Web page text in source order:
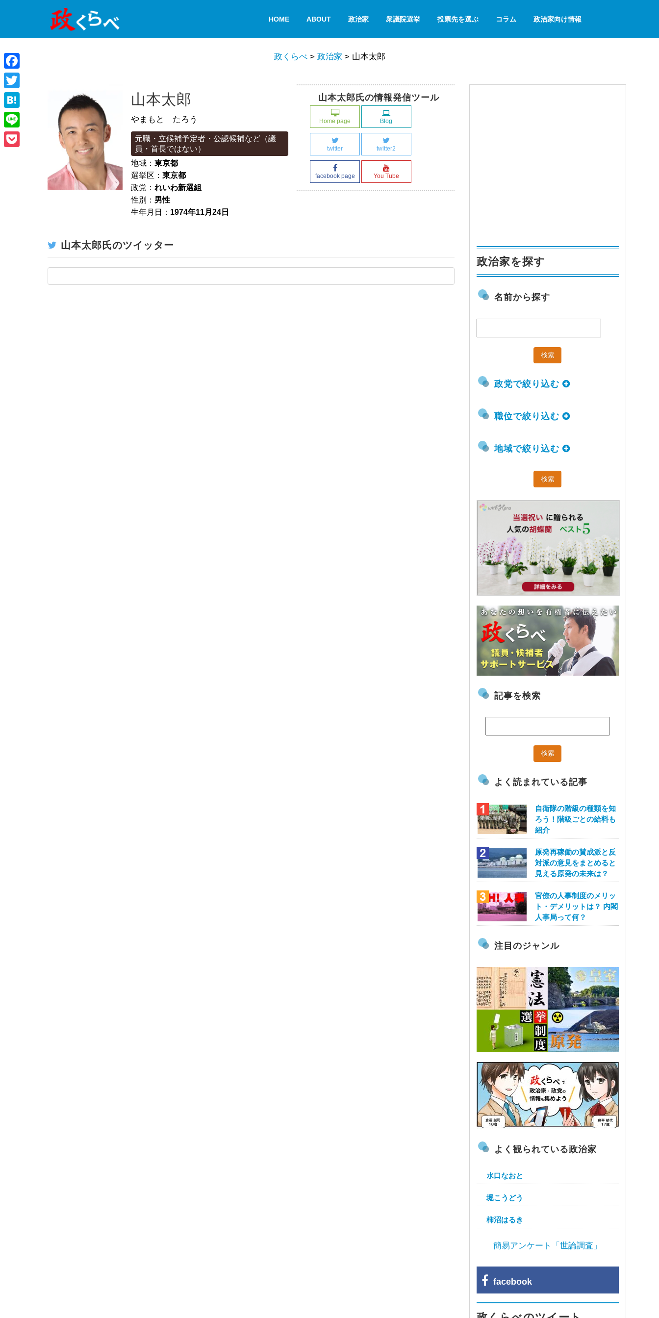
HOME ABOUT 政治家 衆議院選挙 投票先を選ぶ コラム 政治家向け情報
政くらべ> 政治家 > 山本太郎
山本太郎
やまもと たろう
元職・立候補予定者・公認候補など（議
員・首長ではない）
地域： 東京都
選挙区： 東京都
政党： れいわ新選組
性別： 男性
生年月日： 1974年11月24日
山本太郎氏の情報発信ツール
Home page Blog
twitter twitter2
facebook page You Tube
山本太郎氏のツイッター
政治家を探す
名前から探す
政党で絞り込む
職位で絞り込む
地域で絞り込む
記事を検索
よく読まれている記事
自衛隊の階級の種類を知
ろう！階級ごとの給料も
紹介
原発再稼働の賛成派と反
対派の意見をまとめると
見える原発の未来は？
官僚の人事制度のメリッ
ト・デメリットは？ 内閣
人事局って何？
注目のジャンル
よく観られている政治家
水口なおと
堀こうどう
柿沼はるき
簡易アンケート「世論調査」
facebook
Facebook
Twitter
Hatena
Line